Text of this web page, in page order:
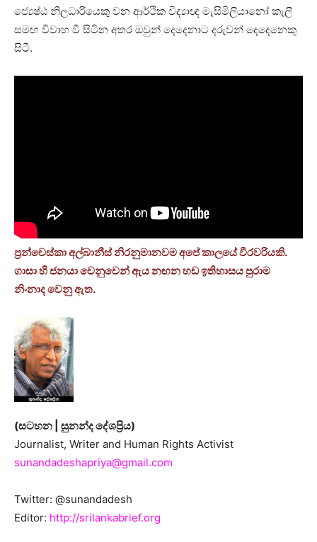
ජ්‍යෙෂ්ඨ නිලධාරියෙකු වන ආර්ථික විද්‍යාඥ මැසිමිලියානෝ කැලී
සමඟ විවාහ වී සිටින අතර ඔවුන් දෙදෙනාට දරුවන් දෙදෙනෙකු
සිටී.
ප්‍රන්චෙස්කා අල්බානීස් නිරනුමානවම අපේ කාලයේ වීරවරියකි.
ගාසා හි ජනයා වෙනුවෙන් ඇය නඟන හඩ ඉතිහාසය පුරාම
නිංනාද වෙනු ඇත.
(සටහන | සුනන්ද දේශප්‍රිය)
Journalist, Writer and Human Rights Activist
sunandadeshapriya@gmail.com
Twitter: @sunandadesh
Editor: http://srilankabrief.org